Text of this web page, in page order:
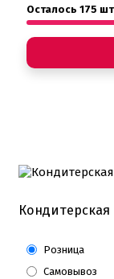
Осталось 175
Кондитерская
Розница
Самовывоз